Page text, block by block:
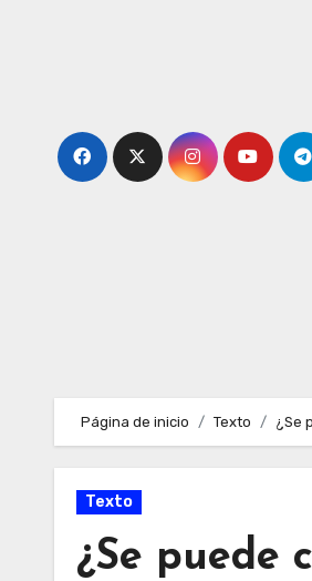
Página de inicio Texto ¿Se
Texto
¿Se puede